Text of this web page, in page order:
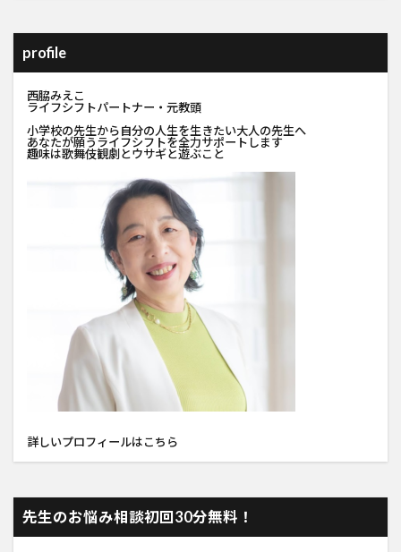
profile
西脇みえこ
ライフシフトパートナー・元教頭
小学校の先生から自分の人生を生きたい大人の先生へ
あなたが願うライフシフトを全力サポートします
趣味は歌舞伎観劇とウサギと遊ぶこと
詳しいプロフィールはこちら
先生のお悩み相談初回30分無料！